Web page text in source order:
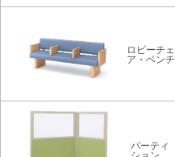
ロビーチェ
ア・ベンチ
パーティ